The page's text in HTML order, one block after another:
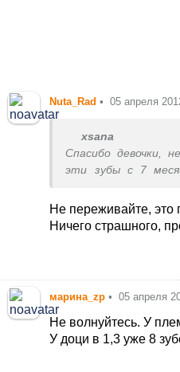
Nuta_Rad • 05 апреля
xsana
Спасибо девочки,
эти зубы с 7
и сидят.
перетёртое кушаем
Не переживайте, это
Ничего страшного,
марина_zp • 05 апреля
Не волнуйтесь. У
У доци в 1,3 уже 8